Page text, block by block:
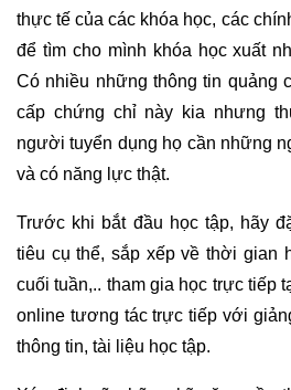
thực tế của các khóa học, các
để tìm cho mình khóa học xuất
Có nhiều những thông tin quảng
cấp chứng chỉ này kia nhưng
người tuyển dụng họ cần những
và có năng lực thật.
Trước khi bắt đầu học tập, hãy
tiêu cụ thể, sắp xếp về thời gian
cuối tuần,.. tham gia học trực tiếp
online tương tác trực tiếp với
thông tin, tài liệu học tập.